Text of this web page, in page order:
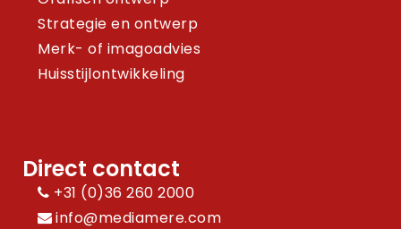
Strategie en ontwerp
Merk- of imagoadvies
Huisstijlontwikkeling
Direct contact
+31 (0)36 260 2000
info@mediamere.com